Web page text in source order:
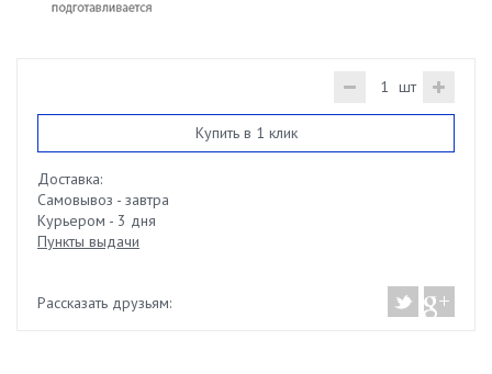
шт
Купить в 1 клик
Доставка:
Самовывоз - завтра
Курьером - 3 дня
Пункты выдачи
Рассказать друзьям: